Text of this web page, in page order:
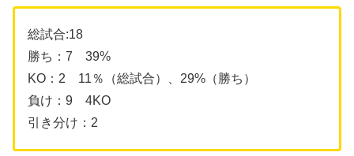
総試合:18
勝ち：7 39%
KO：2 11％（総試合）、29%（勝ち）
負け：9 4KO
引き分け：2